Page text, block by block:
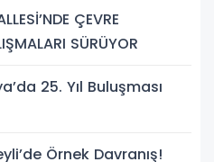
ÇEVRE
SÜRÜYOR
25. Yıl Buluşması
Örnek Davranış!